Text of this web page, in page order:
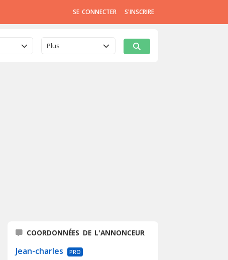
SE CONNECTER S'INSCRIRE
Plus
COORDONNÉES DE L'ANNONCEUR
Jean-charles PRO